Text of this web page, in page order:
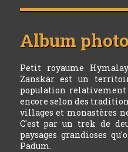
Album
Petit royaume
Zanskar est un
population
encore selon des
villages et monastères
C'est par un trek de
paysages grandioses
Padum.